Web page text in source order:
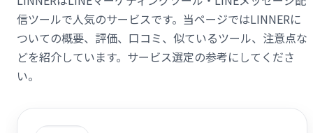
信ツールで人気のサービスです。当ページではLINNERに
ついての概要、評価、口コミ、似ているツール、注意点な
どを紹介しています。サービス選定の参考にしてくださ
い。